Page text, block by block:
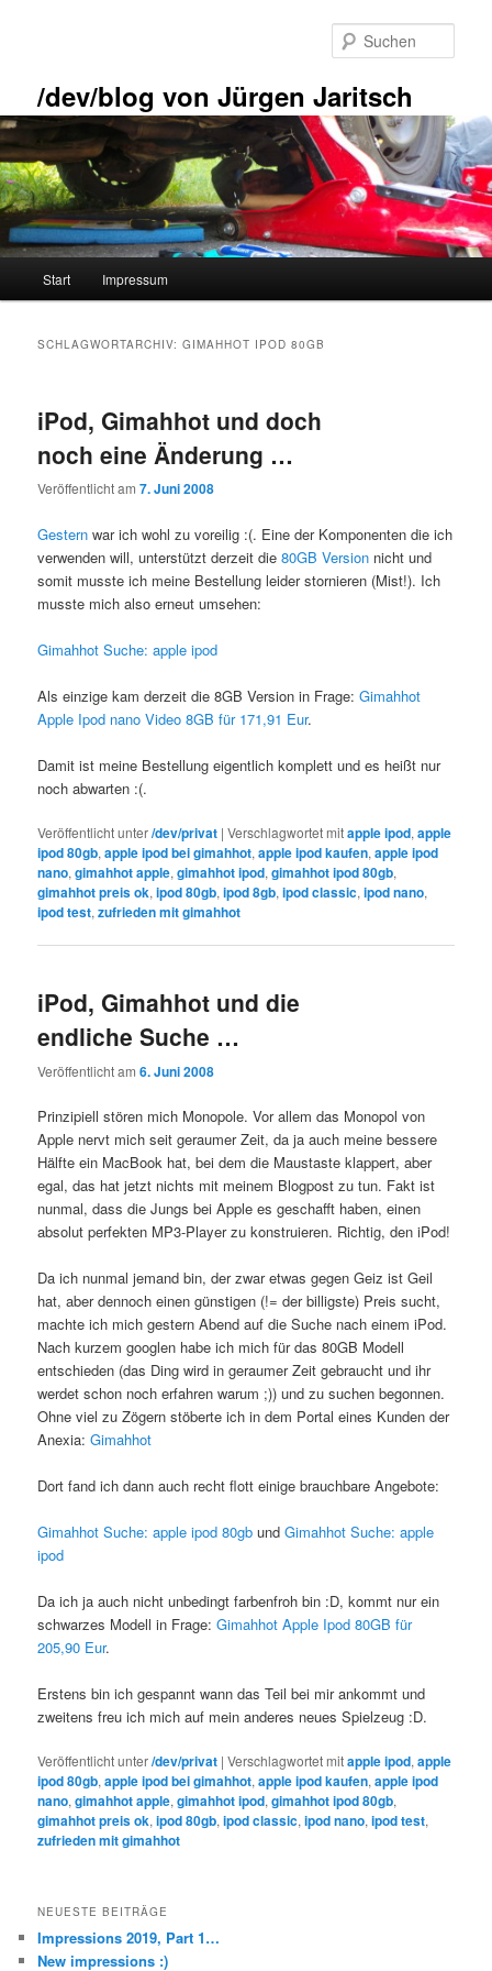
/dev/blog von Jürgen Jaritsch
Start Impressum
SCHLAGWORTARCHIV:GIMAHHOT IPOD 80GB
iPod, Gimahhot und doch
noch eine Änderung …
Veröffentlicht am7. Juni 2008
Gestern war ich wohl zu voreilig :(. Eine der Komponenten die ich
verwenden will, unterstützt derzeit die80GB Version nicht und
somit musste ich meine Bestellung leider stornieren (Mist!). Ich
musste mich also erneut umsehen:
Gimahhot Suche: apple ipod
Als einzige kam derzeit die 8GB Version in Frage:Gimahhot
Apple Ipod nano Video 8GB für 171,91 Eur.
Damit ist meine Bestellung eigentlich komplett und es heißt nur
noch abwarten :(.
Veröffentlicht unter/dev/privat |Verschlagwortet mitapple ipod,apple
ipod 80gb,apple ipod bei gimahhot,apple ipod kaufen,apple ipod
nano,gimahhot apple,gimahhot ipod,gimahhot ipod 80gb,
gimahhot preis ok,ipod 80gb,ipod 8gb,ipod classic,ipod nano,
ipod test,zufrieden mit gimahhot
iPod, Gimahhot und die
endliche Suche …
Veröffentlicht am6. Juni 2008
Prinzipiell stören mich Monopole. Vor allem das Monopol von
Apple nervt mich seit geraumer Zeit, da ja auch meine bessere
Hälfte ein MacBook hat, bei dem die Maustaste klappert, aber
egal, das hat jetzt nichts mit meinem Blogpost zu tun. Fakt ist
nunmal, dass die Jungs bei Apple es geschafft haben, einen
absolut perfekten MP3-Player zu konstruieren. Richtig, den iPod!
Da ich nunmal jemand bin, der zwar etwas gegen Geiz ist Geil
hat, aber dennoch einen günstigen (!= der billigste) Preis sucht,
machte ich mich gestern Abend auf die Suche nach einem iPod.
Nach kurzem googlen habe ich mich für das 80GB Modell
entschieden (das Ding wird in geraumer Zeit gebraucht und ihr
werdet schon noch erfahren warum ;)) und zu suchen begonnen.
Ohne viel zu Zögern stöberte ich in dem Portal eines Kunden der
Anexia:Gimahhot
Dort fand ich dann auch recht flott einige brauchbare Angebote:
Gimahhot Suche: apple ipod 80gb undGimahhot Suche: apple
ipod
Da ich ja auch nicht unbedingt farbenfroh bin :D, kommt nur ein
schwarzes Modell in Frage:Gimahhot Apple Ipod 80GB für
205,90 Eur.
Erstens bin ich gespannt wann das Teil bei mir ankommt und
zweitens freu ich mich auf mein anderes neues Spielzeug :D.
Veröffentlicht unter/dev/privat |Verschlagwortet mitapple ipod,apple
ipod 80gb,apple ipod bei gimahhot,apple ipod kaufen,apple ipod
nano,gimahhot apple,gimahhot ipod,gimahhot ipod 80gb,
gimahhot preis ok,ipod 80gb,ipod classic,ipod nano,ipod test,
zufrieden mit gimahhot
NEUESTE BEITRÄGE
Impressions 2019, Part 1…
New impressions :)